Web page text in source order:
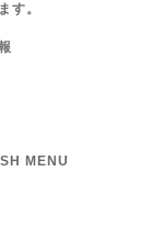
す。
MENU